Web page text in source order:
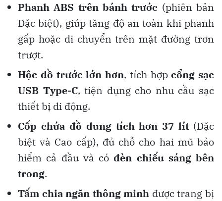
Phanh ABS trên bánh trước (phiên bản
Đặc biệt), giúp tăng độ an toàn khi phanh
gấp hoặc di chuyển trên mặt đường trơn
trượt.
Hộc đồ trước lớn hơn, tích hợpcổng sạc
USB Type-C, tiện dụng cho nhu cầu sạc
thiết bị di động.
Cốp chứa đồ dung tích hơn 37 lít(Đặc
biệt và Cao cấp), đủ chỗ cho hai mũ bảo
hiểm cả đầu và cóđèn chiếu sáng bên
trong.
Tấm chia ngăn thông minh được trang bị